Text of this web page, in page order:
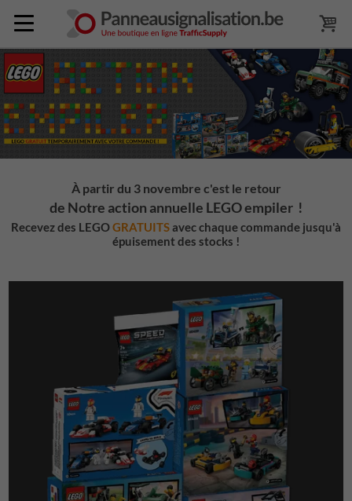
À partir du 3 novembre c'est le retour
de Notre action annuelle LEGO empiler !
Recevez des LEGOGRATUITSavec chaque commande jusqu'à
épuisement des stocks !